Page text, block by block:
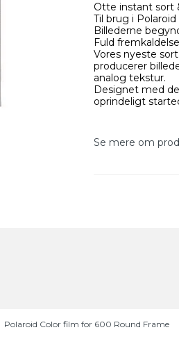
Otte instant sort
Til brug i
Billederne
Fuld
Vores nyeste
producerer
analog tekstur.
Designet med
oprindeligt
Se mere om
Polaroid Color film for 600 Round Frame